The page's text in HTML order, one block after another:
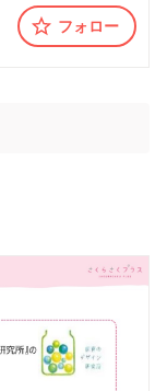
フォロー